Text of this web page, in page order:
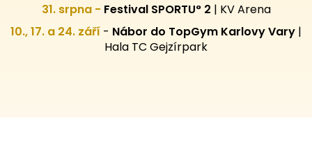
31. srpna - Festival SPORTU° 2 | KV Arena
10., 17. a 24. září - Nábor do TopGym Karlovy Vary |
Hala TC Gejzírpark